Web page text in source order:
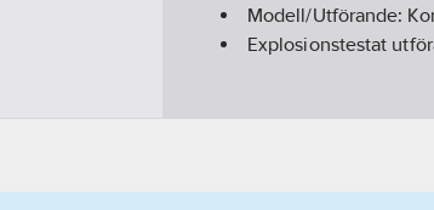
Modell/Utförande:
Explosionstestat